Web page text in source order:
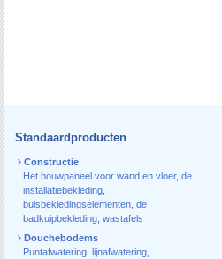
Standaardproducten
Constructie
Het bouwpaneel voor wand en vloer, de
installatiebekleding
buisbekledingselementen de
badkuipbekleding wastafels
Douchebodems
Puntafwatering lijnafwatering